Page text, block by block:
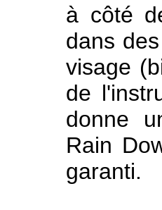
à côté
dans
visage
de
donne
Rain
garanti.